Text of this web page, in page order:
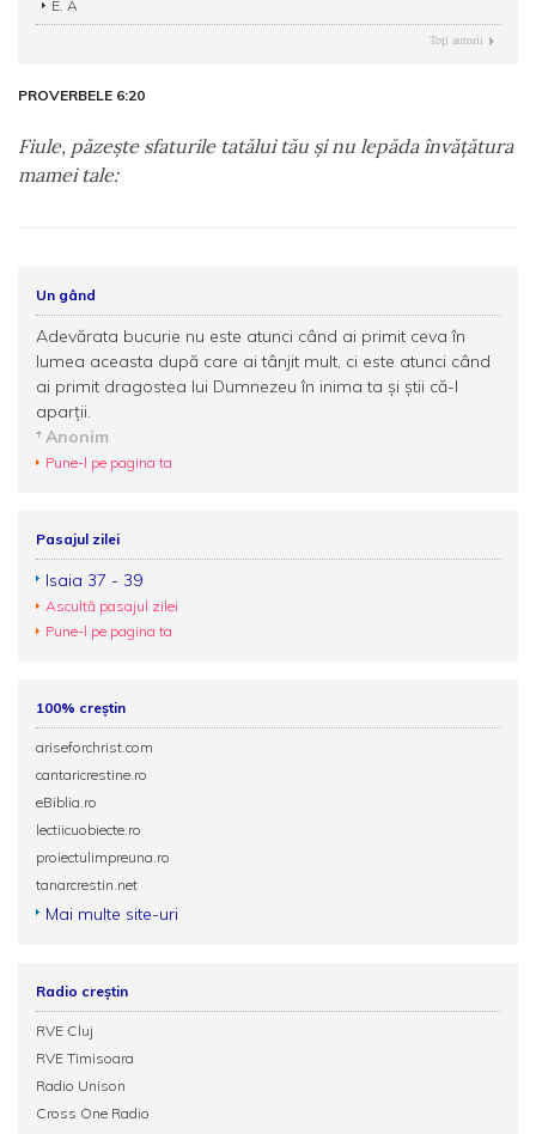
E. A
Toţi autorii
PROVERBELE 6:20
Fiule, păzeşte sfaturile tatălui tău şi nu lepăda învăţătura
mamei tale:
Un gând
Adevărata bucurie nu este atunci când ai primit ceva în
lumea aceasta după care ai tânjit mult, ci este atunci când
ai primit dragostea lui Dumnezeu în inima ta şi ştii că-I
aparţii.
Anonim
Pune-l pe pagina ta
Pasajul zilei
Isaia 37 - 39
Ascultă pasajul zilei
Pune-l pe pagina ta
100% creștin
ariseforchrist.com
cantaricrestine.ro
eBiblia.ro
lectiicuobiecte.ro
proiectulimpreuna.ro
tanarcrestin.net
Mai multe site-uri
Radio creștin
RVE Cluj
RVE Timisoara
Radio Unison
Cross One Radio